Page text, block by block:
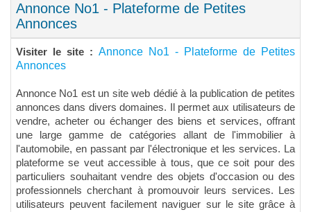
Annonce No1 - Plateforme de Petites
Annonces
Visiter le site : Annonce No1 - Plateforme de Petites
Annonces
Annonce No1 est un site web dédié à la publication de petites
annonces dans divers domaines. Il permet aux utilisateurs de
vendre, acheter ou échanger des biens et services, offrant
une large gamme de catégories allant de l'immobilier à
l'automobile, en passant par l'électronique et les services. La
plateforme se veut accessible à tous, que ce soit pour des
particuliers souhaitant vendre des objets d'occasion ou des
professionnels cherchant à promouvoir leurs services. Les
utilisateurs peuvent facilement naviguer sur le site grâce à